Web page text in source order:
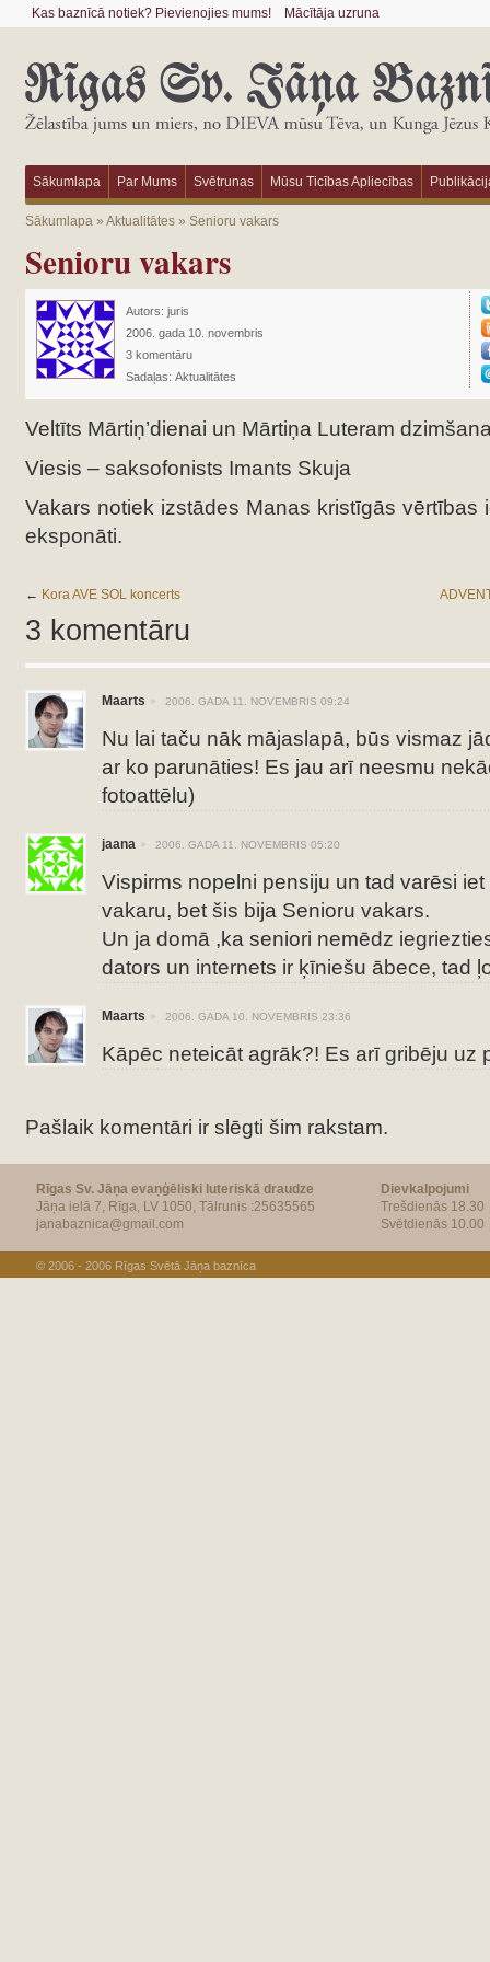
Kas baznīcā notiek? Pievienojies mums! Mācītāja uzruna
Sākumlapa Par Mums Svētrunas Mūsu Ticības Apliecības
Sākumlapa» Aktualitātes» Senioru vakars
Senioru vakars
Autors: juris
2006. gada 10. novembris
3 komentāru
Sadaļas: Aktualitātes
Veltīts Mārtiņ’dienai un Mārtiņa Luteram
Viesis – saksofonists Imants Skuja
Vakars notiek izstādes Manas kristīgās vērtības
eksponāti.
← Kora AVE SOL koncerts
3 komentāru
Maarts 2006. GADA 11. NOVEMBRIS 09:24
Nu lai taču nāk mājaslapā, būs vismaz
ar ko parunāties! Es jau arī neesmu
fotoattēlu)
jaana 2006. GADA 11. NOVEMBRIS 05:20
Vispirms nopelni pensiju un tad varēsi
vakaru, bet šis bija Senioru vakars.
Un ja domā ,ka seniori nemēdz
dators un internets ir ķīniešu ābece, tad
Maarts 2006. GADA 10. NOVEMBRIS 23:36
Kāpēc neteicāt agrāk?! Es arī gribēju uz
Pašlaik komentāri ir slēgti šim rakstam.
Rīgas Sv. Jāņa evaņģēliski luteriskā draudze
Jāņa ielā 7, Rīga, LV 1050, Tālrunis :25635565
janabaznica@gmail.com
Dievkalpojumi
Trešdienās 18.30
Svētdienās 10.00
© 2006 - 2006 Rīgas Svētā Jāņa baznīca